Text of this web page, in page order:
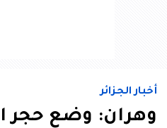
أخبار الجزائر
وهران: وضع حجر